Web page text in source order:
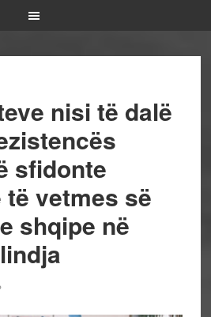
nisi të dalë
sfidonte
vetmes së
shqipe në